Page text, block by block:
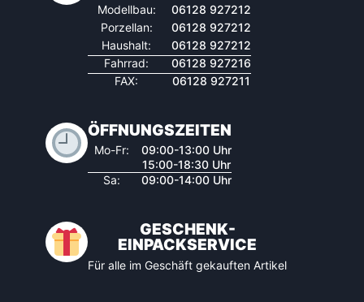
Modellbau:
06128 927212
Porzellan:
06128 927212
Haushalt:
06128 927212
Fahrrad:
06128 927216
FAX:
06128 927211
ÖFFNUNGSZEITEN
Mo-Fr:
09:00-13:00 Uhr
15:00-18:30 Uhr
Sa:
09:00-14:00 Uhr
GESCHENK-
EINPACKSERVICE
Für alle im Geschäft gekauften Artikel